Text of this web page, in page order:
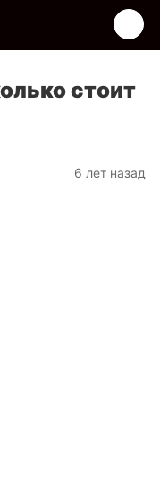
стоит
6 лет назад